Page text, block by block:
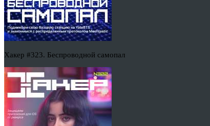
Хакер #323. Беспроводной самопал